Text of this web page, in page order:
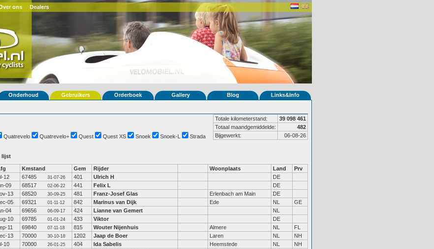
ons Dealers
Onderhoud Gebruikers Orderboek Gallery Blog Links&Info
Totale kilometerstand:
39 098 461
Totaal maandgemiddelde:
482
Bijgewerkt:
06-08-26
Quatrevelo Quatrevelo+ Quest Quest XS Snoek Snoek-L Strada
lijst
Kmstand Gem Rijder Woonplaats Land
Prv
12 67485 31-07-26 401 Ulrich H
DE
09 68517 02-06-22 441 Felix L
DE
13 68520 30-09-25 481 Franz-Josef Glas Erlenbach am Main
DE
05 69321 01-11-12 842 Marinus van Dijk Ede NL
GE
04 69656 06-09-17 424 Lianne van Gemert
NL
10 69785 01-01-24 433 Viktor
DE
11 69840 07-11-18 815 Wouter Nijenhuis Almere NL
FL
13 70000 30-10-18 1202 Jaap de Boer Laren NL
NH
10 70000 26-01-25 404 Ida Sabelis Heemstede NL
NH